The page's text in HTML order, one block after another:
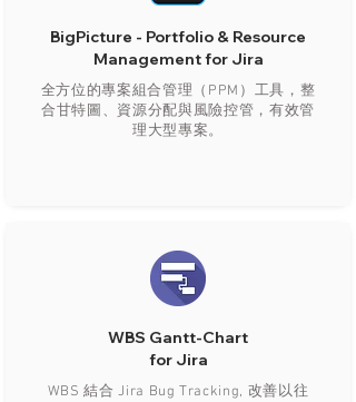
BigPicture - Portfolio & Resource
Management for Jira
全方位的專案組合管理（PPM）工具，整
合甘特圖、資源分配與風險控管，有效管
理大型專案。
WBS Gantt-Chart
for Jira
WBS 結合 Jira Bug Tracking, 改善以往